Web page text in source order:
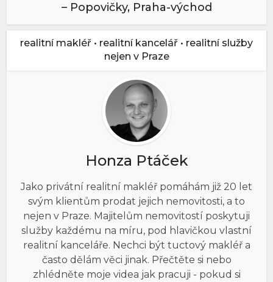
– Popovičky, Praha-východ
realitní makléř • realitní kancelář • realitní služby
nejen v Praze
Honza Ptáček
Jako privátní realitní makléř pomáhám již 20 let
svým klientům prodat jejich nemovitosti, a to
nejen v Praze. Majitelům nemovitostí poskytuji
služby každému na míru, pod hlavičkou vlastní
realitní kanceláře. Nechci být tuctový makléř a
často dělám věci jinak. Přečtěte si nebo
zhlédněte moje videa jak pracuji - pokud si